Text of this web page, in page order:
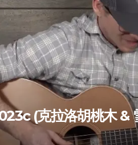
(克拉洛胡桃木 &